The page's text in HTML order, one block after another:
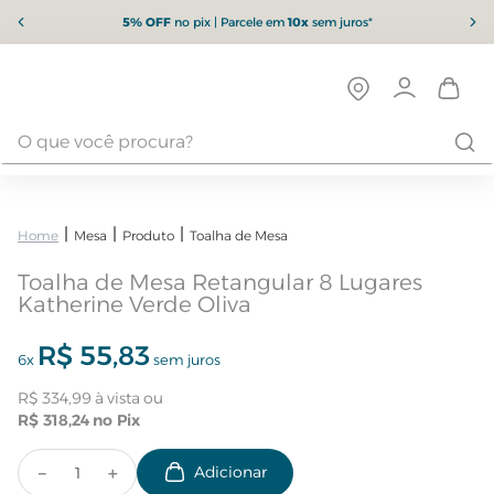
5% OFFno pix | Parcele em10xsem juros*
Mesa Produto Toalha de Mesa
Toalha de Mesa Retangular 8 Lugares
Katherine Verde Oliva
6x R$ 55,83sem juros
R$ 334,99
R$ 318,24
＋
－